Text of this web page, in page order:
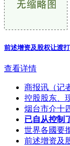
前述增资及股权让渡
查看详情
商报讯（记
控股股东、
烟台市介十
已自从控制
世界各國要
前述增资及